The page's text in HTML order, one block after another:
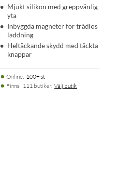
Mjukt silikon med greppvänlig
yta
Inbyggda magneter för trådlös
laddning
Heltäckande skydd med täckta
knappar
Online: 100+ st
Finns i 111 butiker. Välj butik